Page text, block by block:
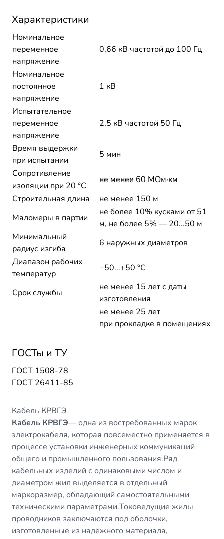
Характеристики
Номинальное
переменное
напряжение
0,66 кВ частотой до 100 Гц
Номинальное
постоянное
напряжение
1 кВ
Испытательное
переменное
напряжение
2,5 кВ частотой 50 Гц
Время выдержки
при испытании
5 мин
Сопротивление
изоляции при 20 °С
не менее 60 МОм·км
Строительная длина
не менее 150 м
Маломеры в партии
не более 10% кусками от 51
м, не более 5% — 20...50 м
Минимальный
радиус изгиба
6 наружных диаметров
Диапазон рабочих
температур
−50...+50 °C
Срок службы
не менее 15 лет с даты
изготовления
не менее 25 лет
при прокладке в помещениях
ГОСТы и ТУ
ГОСТ 1508-78
ГОСТ 26411-85
Кабель КРВГЭ
Кабель КРВГЭ— одна из востребованных марок
электрокабеля, которая повсеместно применяется в
процессе установки инженерных коммуникаций
общего и промышленного пользования.Ряд
кабельных изделий с одинаковыми числом и
диаметром жил выделяется в отдельный
маркоразмер, обладающий самостоятельными
техническими параметрами.Токоведущие жилы
проводников заключаются под оболочки,
изготовленные из надёжного материала,